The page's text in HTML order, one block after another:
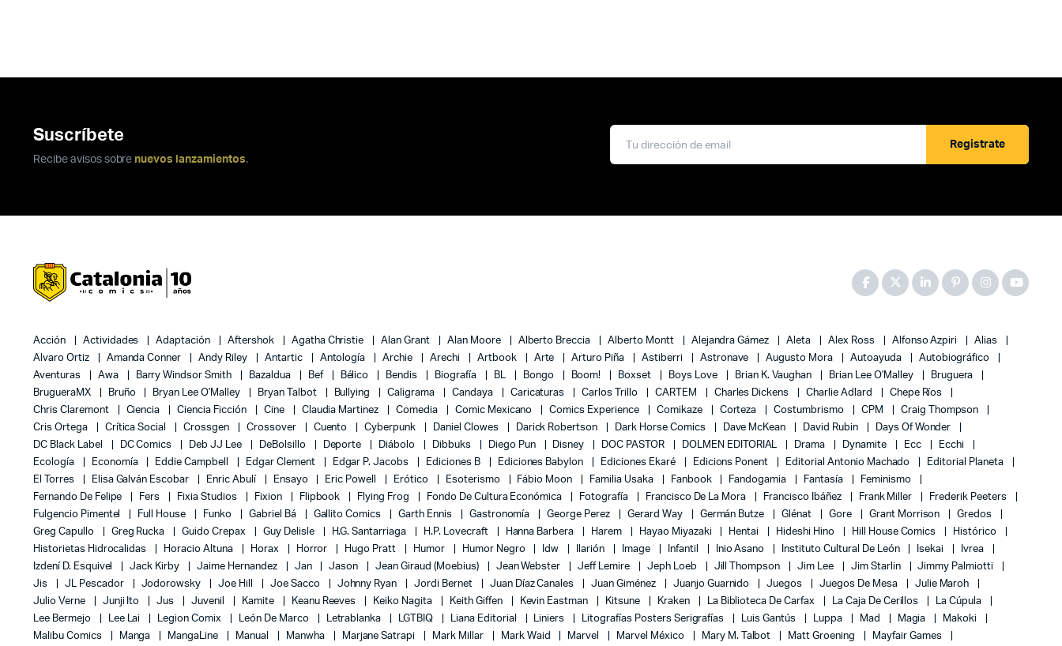
Suscríbete
Recibe avisos sobre nuevos lanzamientos.
Registrate
Acción Actividades Adaptación Aftershok Agatha Christie Alan Grant Alan Moore Alberto Breccia Alberto Montt Alejandra Gámez Aleta Alex Ross Alfonso Azpiri
Alias
Alvaro Ortiz
Amanda Conner Andy Riley Antartic Antología Archie Arechi Artbook Arte Arturo Piña Astiberri Astronave Augusto Mora Autoayuda
Autobiográfico
Aventuras
Awa Barry Windsor Smith Bazaldua Bef Bélico Bendis Biografía BL Bongo Boom! Boxset Boys Love Brian K. Vaughan Brian Lee O'Malley
Bruguera
BrugueraMX
Bruño Bryan Lee O'Malley Bryan Talbot Bullying Caligrama Candaya Caricaturas Carlos Trillo CARTEM Charles Dickens Charlie Adlard
Chepe Ríos
Chris Claremont
Ciencia Ciencia Ficción Cine Claudia Martinez Comedia Comic Mexicano Comics Experience Comikaze Corteza Costumbrismo CPM
Craig Thompson
Cris Ortega
Crítica Social Crossgen Crossover Cuento Cyberpunk Daniel Clowes Darick Robertson Dark Horse Comics Dave McKean David Rubin
Days Of Wonder
DC Black Label
DC Comics Deb JJ Lee DeBolsillo Deporte Diábolo Dibbuks Diego Pun Disney DOC PASTOR DOLMEN EDITORIAL Drama Dynamite Ecc
Ecchi
Ecología
Economía Eddie Campbell Edgar Clement Edgar P. Jacobs Ediciones B Ediciones Babylon Ediciones Ekaré Edicions Ponent Editorial Antonio Machado
Editorial Planeta
El Torres
Elisa Galván Escobar Enric Abulí Ensayo Eric Powell Erótico Esoterismo Fábio Moon Familia Usaka Fanbook Fandogamia Fantasía
Feminismo
Fernando De Felipe
Fers Fixia Studios Fixion Flipbook Flying Frog Fondo De Cultura Económica Fotografía Francisco De La Mora Francisco Ibáñez Frank Miller
Frederik Peeters
Fulgencio Pimentel
Full House Funko Gabriel Bá Gallito Comics Garth Ennis Gastronomía George Perez Gerard Way Germán Butze Glénat Gore Grant Morrison
Gredos
Greg Capullo
Greg Rucka Guido Crepax Guy Delisle H.G. Santarriaga H.P. Lovecraft Hanna Barbera Harem Hayao Miyazaki Hentai Hideshi Hino Hill House Comics
Histórico
Historietas Hidrocalidas
Horacio Altuna Horax Horror Hugo Pratt Humor Humor Negro Idw Ilarión Image Infantil Inio Asano Instituto Cultural De León Isekai
Ivrea
Izdení D. Esquivel
Jack Kirby Jaime Hernandez Jan Jason Jean Giraud (Moebius) Jean Webster Jeff Lemire Jeph Loeb Jill Thompson Jim Lee Jim Starlin
Jimmy Palmiotti
Jis
JL Pescador Jodorowsky Joe Hill Joe Sacco Johnny Ryan Jordi Bernet Juan Díaz Canales Juan Giménez Juanjo Guarnido Juegos Juegos De Mesa
Julie Maroh
Julio Verne
Junji Ito Jus Juvenil Kamite Keanu Reeves Keiko Nagita Keith Giffen Kevin Eastman Kitsune Kraken La Biblioteca De Carfax La Caja De Cerillos
La Cúpula
Lee Bermejo
Lee Lai Legion Comix León De Marco Letrablanka LGTBIQ Liana Editorial Liniers Litografías Posters Serigrafías Luis Gantús Luppa Mad Magia
Makoki
Malibu Comics
Manga MangaLine Manual Manwha Marjane Satrapi Mark Millar Mark Waid Marvel Marvel México Mary M. Talbot Matt Groening Mayfair Games